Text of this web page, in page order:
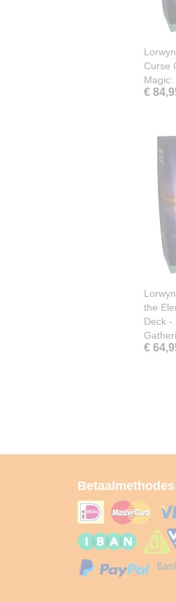
Curse
Magic:
€
the
Deck -
€
Betaalmethodes